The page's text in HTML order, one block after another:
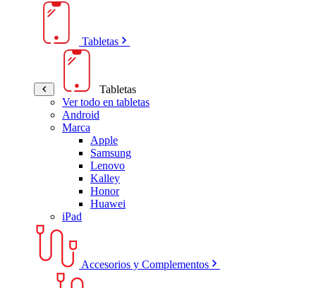
Tabletas
Tabletas
Ver todo en tabletas
Android
Marca
Apple
Samsung
Lenovo
Kalley
Honor
Huawei
iPad
Accesorios y Complementos